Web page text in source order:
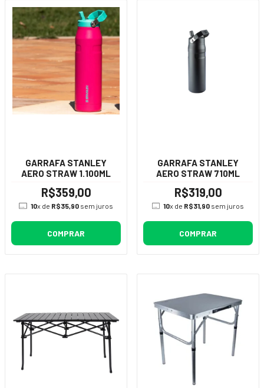
GARRAFA STANLEY
AERO STRAW 1.100ML
R$359,00
10x de R$35,90sem juros
COMPRAR
GARRAFA STANLEY
AERO STRAW 710ML
R$319,00
10x de R$31,90 sem juros
COMPRAR